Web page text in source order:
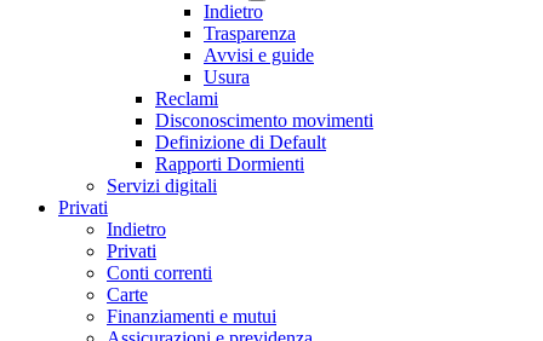
Indietro
Trasparenza
Avvisi e guide
Usura
Reclami
Disconoscimento movimenti
Definizione di Default
Rapporti Dormienti
Servizi digitali
Privati
Indietro
Privati
Conti correnti
Carte
Finanziamenti e mutui